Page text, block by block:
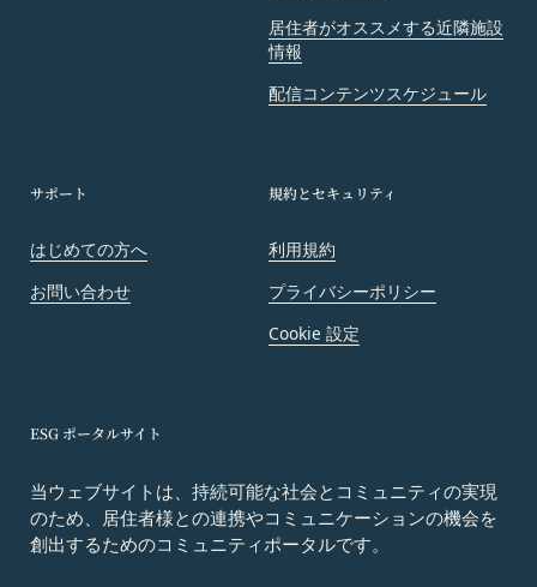
居住者がオススメする近隣施設
情報
配信コンテンツスケジュール
サポート
はじめての方へ
お問い合わせ
規約とセキュリティ
利用規約
プライバシーポリシー
Cookie 設定
ESG ポータルサイト
当ウェブサイトは、持続可能な社会とコミュニティの実現
のため、居住者様との連携やコミュニケーションの機会を
創出するためのコミュニティポータルです。
第14条（契約上の地位の譲渡等）
会員は、当社の事前の書面による承諾なくして、本
し、譲渡、移転、担保設定、その他の処分をするこ
場合には、当該事業譲渡に伴い本規約に基づく権利
該事業譲渡の譲受人に譲渡することができるものと
し、会員は、かかる譲渡につき本項においてあらか
業譲渡には、通常の事業譲渡のみならず、会社分割
第15条（第三者への委託）
委託することができるものとし、会員はこれを承諾
します。ただし、当社は、これにより、会員に対す
る義務を免れることはできないものとします。